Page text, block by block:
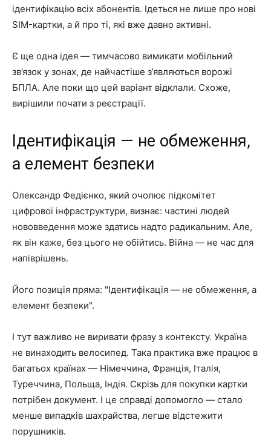
ідентифікацію всіх абонентів. Ідеться не лише про нові
SIM-картки, а й про ті, які вже давно активні.
Є ще одна ідея — тимчасово вимикати мобільний
зв’язок у зонах, де найчастіше з’являються ворожі
БПЛА. Але поки що цей варіант відклали. Схоже,
вирішили почати з реєстрації.
Ідентифікація — не обмеження,
а елемент безпеки
Олександр Федієнко, який очолює підкомітет
цифрової інфраструктури, визнає: частині людей
нововведення може здатись надто радикальним. Але,
як він каже, без цього не обійтись. Війна — не час для
напіврішень.
Його позиція пряма: "Ідентифікація — не обмеження, а
елемент безпеки".
І тут важливо не виривати фразу з контексту. Україна
не винаходить велосипед. Така практика вже працює в
багатьох країнах — Німеччина, Франція, Італія,
Туреччина, Польща, Індія. Скрізь для покупки картки
потрібен документ. І це справді допомогло — стало
менше випадків шахрайства, легше відстежити
порушників.